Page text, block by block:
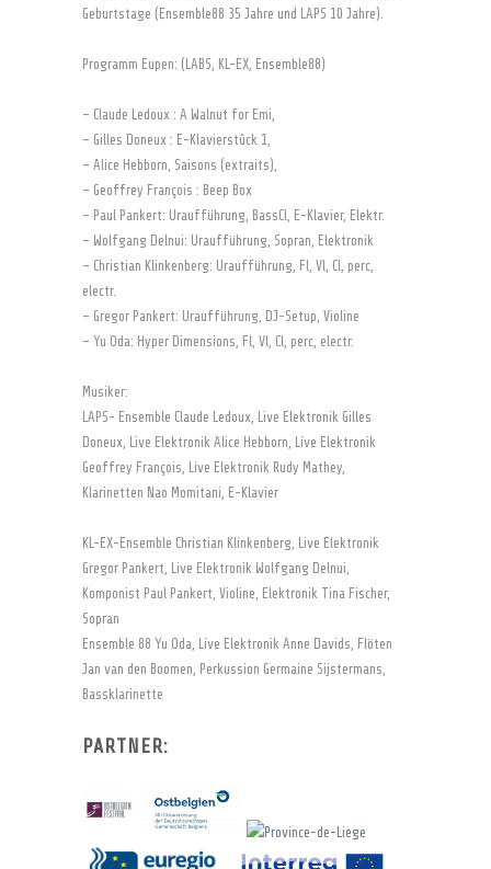
Geburtstage (Ensemble88 35 Jahre und LAPS 10 Jahre).
Programm Eupen: (LABS, KL-EX, Ensemble88)
– Claude Ledoux : A Walnut for Emi,
– Gilles Doneux : E-Klavierstûck 1,
– Alice Hebborn, Saisons (extraits),
– Geoffrey François : Beep Box
– Paul Pankert: Uraufführung, BassCl, E-Klavier, Elektr.
– Wolfgang Delnui: Uraufführung, Sopran, Elektronik
– Christian Klinkenberg: Uraufführung, Fl, Vl, Cl, perc,
electr.
– Gregor Pankert: Uraufführung, DJ-Setup, Violine
– Yu Oda: Hyper Dimensions, Fl, Vl, Cl, perc, electr.
Musiker:
LAPS- Ensemble Claude Ledoux, Live Elektronik Gilles
Doneux, Live Elektronik Alice Hebborn, Live Elektronik
Geoffrey François, Live Elektronik Rudy Mathey,
Klarinetten Nao Momitani, E-Klavier
KL-EX-Ensemble Christian Klinkenberg, Live Elektronik
Gregor Pankert, Live Elektronik Wolfgang Delnui,
Komponist Paul Pankert, Violine, Elektronik Tina Fischer,
Sopran
Ensemble 88 Yu Oda, Live Elektronik Anne Davids, Flöten
Jan van den Boomen, Perkussion Germaine Sijstermans,
Bassklarinette
PARTNER: